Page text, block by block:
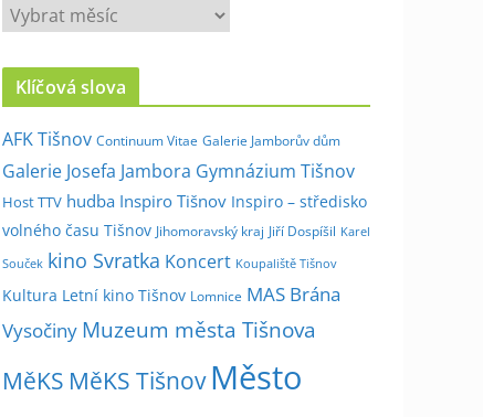
A
c
v
d
l
e
m
ě
c
Klíčová slova
AFK Tišnov Continuum Vitae Galerie Jamborův dům
Galerie Josefa Jambora Gymnázium Tišnov
Host TTV hudba Inspiro Tišnov Inspiro – středisko
volného času Tišnov Jihomoravský kraj Jiří Dospíšil Karel
Souček kino Svratka Koncert Koupaliště Tišnov
Kultura Letní kino Tišnov Lomnice MAS Brána
Vysočiny Muzeum města Tišnova
MěKS MěKS Tišnov Město